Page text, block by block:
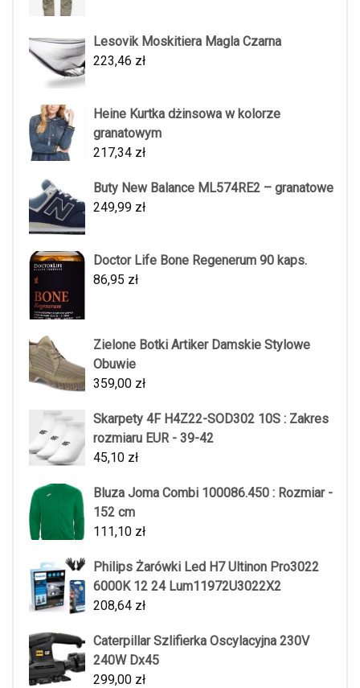
Lesovik Moskitiera Magla Czarna
223,46 zł
Heine Kurtka dżinsowa w kolorze
granatowym
217,34 zł
Buty New Balance ML574RE2 – granatowe
249,99 zł
Doctor Life Bone Regenerum 90 kaps.
86,95 zł
Zielone Botki Artiker Damskie Stylowe
Obuwie
359,00 zł
Skarpety 4F H4Z22-SOD302 10S : Zakres
rozmiaru EUR - 39-42
45,10 zł
Bluza Joma Combi 100086.450 : Rozmiar -
152 cm
111,10 zł
Philips Żarówki Led H7 Ultinon Pro3022
6000K 12 24 Lum11972U3022X2
208,64 zł
Caterpillar Szlifierka Oscylacyjna 230V
240W Dx45
299,00 zł